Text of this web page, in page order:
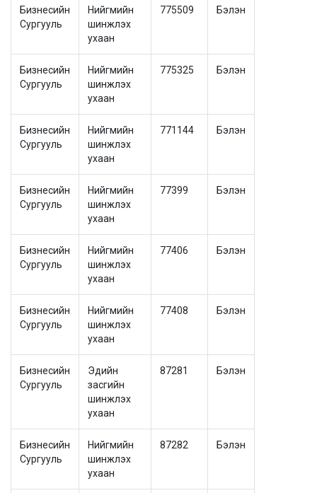
Бизнесийн
Сургууль
Нийгмийн
шинжлэх
ухаан
775509 Бэлэн
Бизнесийн
Сургууль
Нийгмийн
шинжлэх
ухаан
775325 Бэлэн
Бизнесийн
Сургууль
Нийгмийн
шинжлэх
ухаан
771144 Бэлэн
Бизнесийн
Сургууль
Нийгмийн
шинжлэх
ухаан
77399 Бэлэн
Бизнесийн
Сургууль
Нийгмийн
шинжлэх
ухаан
77406 Бэлэн
Бизнесийн
Сургууль
Нийгмийн
шинжлэх
ухаан
77408 Бэлэн
Бизнесийн
Сургууль
Эдийн
засгийн
шинжлэх
ухаан
87281 Бэлэн
Бизнесийн
Сургууль
Нийгмийн
шинжлэх
ухаан
87282 Бэлэн